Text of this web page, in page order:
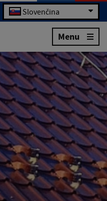
Slovenčina
Menu